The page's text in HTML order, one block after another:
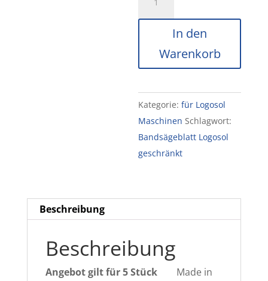
St.
4246
x
38
x
zahnspitzengehärtet
Menge
In den
Warenkorb
Kategorie:für Logosol
Maschinen Schlagwort:
Bandsägeblatt Logosol
geschränkt
Beschreibung
Beschreibung
Angebot gilt für 5 StückMade in